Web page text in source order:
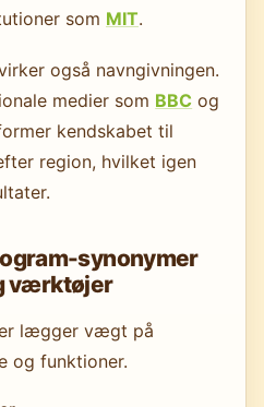
som MIT.
også navngivningen.
medier som BBC og
kendskabet til
region, hvilket igen
synonymer
værktøjer
lægger vægt på
og funktioner.